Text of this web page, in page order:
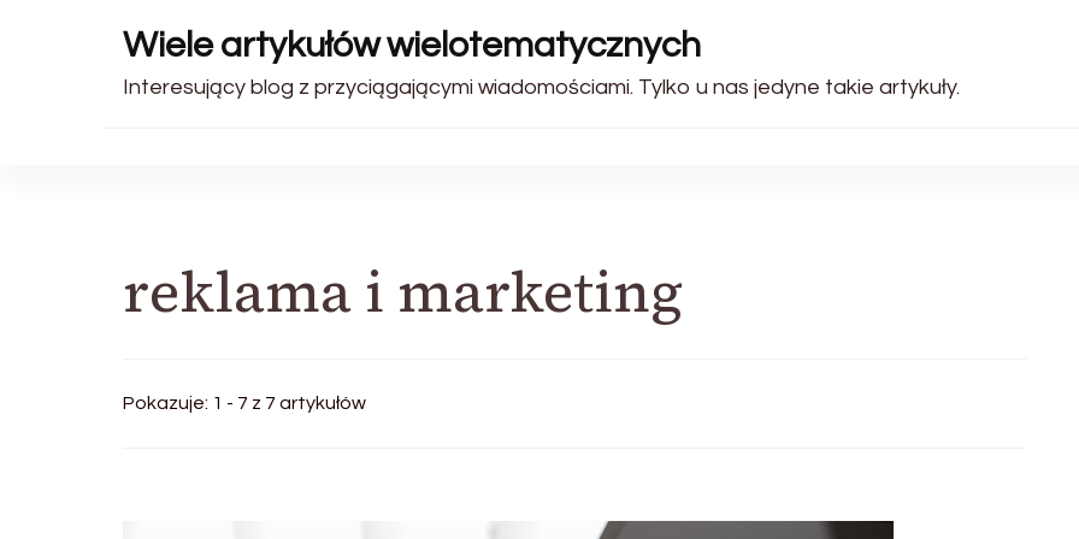
Wiele artykułów wielotematycznych
Interesujący blog z przyciągającymi wiadomościami. Tylko u nas jedyne takie artykuły.
reklama i marketing
Pokazuje: 1 - 7 z 7 artykułów